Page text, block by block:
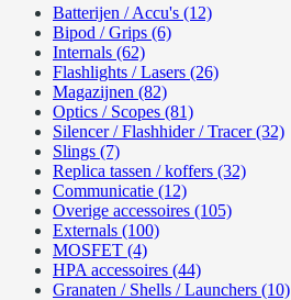
Batterijen / Accu's (12)
Bipod / Grips (6)
Internals (62)
Flashlights / Lasers (26)
Magazijnen (82)
Optics / Scopes (81)
Silencer / Flashhider / Tracer (32)
Slings (7)
Replica tassen / koffers (32)
Communicatie (12)
Overige accessoires (105)
Externals (100)
MOSFET (4)
HPA accessoires (44)
Granaten / Shells / Launchers (10)